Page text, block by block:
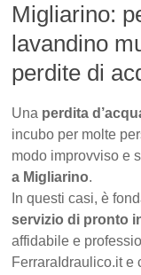
Migliarino:
lavandino
perdite di
Una perdita
incubo per molte
modo improvviso e
a Migliarino.
In questi casi, è
servizio di pronto
affidabile e
FerraraIdraulico.it e